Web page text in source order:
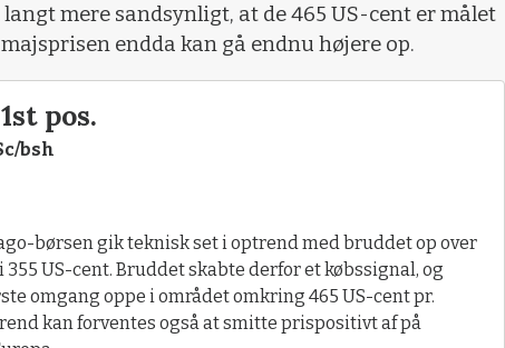
mere sandsynligt, at de 465 US-cent er målet
endda kan gå endnu højere op.
pos.
bsh
børsen gik teknisk set i optrend med bruddet op over
US-cent. Bruddet skabte derfor et købssignal, og
omgang oppe i området omkring 465 US-cent pr.
kan forventes også at smitte prispositivt af på